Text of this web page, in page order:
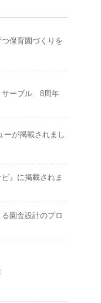
保育園づくりを
サーブル 8周年
ーが掲載されまし
』に掲載されま
園舎設計のプロ